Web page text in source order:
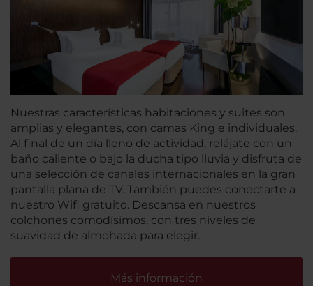
Nuestras características habitaciones y suites son
amplias y elegantes, con camas King e individuales.
Al final de un día lleno de actividad, relájate con un
baño caliente o bajo la ducha tipo lluvia y disfruta de
una selección de canales internacionales en la gran
pantalla plana de TV. También puedes conectarte a
nuestro Wifi gratuito. Descansa en nuestros
colchones comodísimos, con tres niveles de
suavidad de almohada para elegir.
Más información